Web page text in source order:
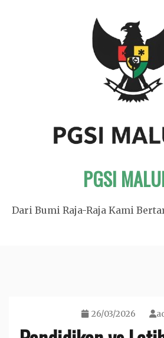
PGSI
Dari Bumi Raja-Raja Kami
26/03/2026